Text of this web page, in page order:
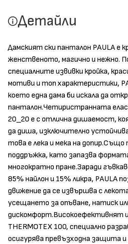
Детайли
Дамският ски панталон PAULA е
женственото, магично и нежно.
специалните извивки кройка,
мотиви и топ характеристики,
което една дама би искала да
панталон.Четиристранната
20_20 е с отлична дишаемост,
да диша, изключително
това е лека и мека на допир.Също
поддръжка, като запазва
многократно пране.Заради
85% найлон и 15% ликра, PAULA
движение да се извършва с
усещането за опъване, натиск
дискомфорт.Високоефективнят
THERMOTEX 100, специално
осигурява превъзходна защита